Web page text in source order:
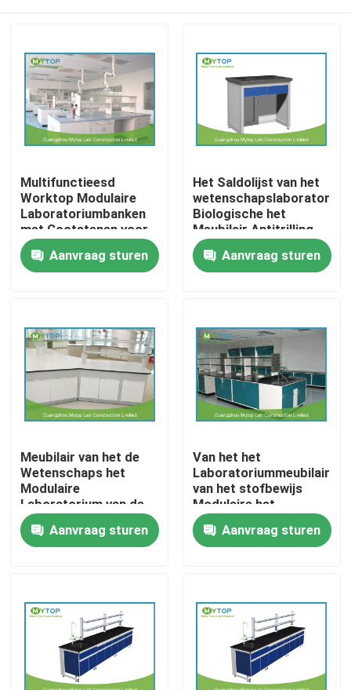
Thuis
Contacten
Producten
Universitair Laboratoriummeubilair
Het Meubilair van het het ziekenhuislaboratorium
Het Meubilair van het metaallaboratorium
laboratorium zuurkast
Multifunctieesd
Worktop Modulaire
Laboratoriumbanken
met Gootstenen voor
Fysiek Laboratorium
Aanvraag sturen
Het Saldolijst van het
Biologische het
Meubilair Antitrilling
van het
Laboratoriumbureau
Aanvraag sturen
Meubilair van het de
Wetenschaps het
Modulaire
Laboratorium van de
staalstructuur, de Lijst
van het
Laboratoriumeiland
Aanvraag sturen
Van het het
Laboratoriummeubilair
van het stofbewijs
Modulaire het
Laboratoriumwerkbank
voor Antimicrobial
Apotheek
Aanvraag sturen